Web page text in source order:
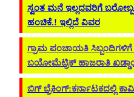
ಸ್ವಂತ ಮನೆ ಇಲ್ಲದವರಿಗೆ
ಹಂಚಿಕೆ.! ಇಲ್ಲಿದೆ ವಿವರ
ಗ್ರಾಮ ಪಂಚಾಯತಿ ಸಿಬ್ಬಂದಿಗಳಿಗೆ
ಬಯೋಮೆಟ್ರಿಕ್ ಹಾಜರಾತಿ
ಬಿಗ್‌ ಬ್ರೆಕಿಂಗ್‌:ಕರ್ನಾಟಕದಲ್ಲಿ